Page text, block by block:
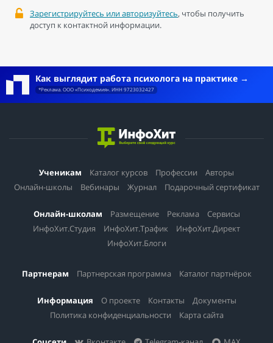
Зарегистрируйтесь или авторизуйтесь, чтобы получить
доступ к контактной информации.
Как выглядит работа психолога на практике
*Реклама. ООО «Психодемия». ИНН 9723032427
Ученикам Каталог курсов Профессии
Авторы
Онлайн-школы
Вебинары Журнал Подарочный сертификат
Онлайн-школам Размещение Реклама
Сервисы
ИнфоХит.Студия
ИнфоХит.Трафик
ИнфоХит.Директ
ИнфоХит.Блоги
Партнерам Партнерская программа Каталог партнёрок
Информация О проекте Контакты
Документы
Политика конфиденциальности
Карта сайта